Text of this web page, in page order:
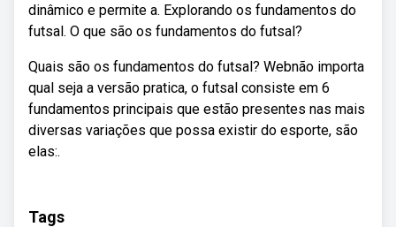
dinâmico e permite a. Explorando os fundamentos do
futsal. O que são os fundamentos do futsal?
Quais são os fundamentos do futsal? Webnão importa
qual seja a versão pratica, o futsal consiste em 6
fundamentos principais que estão presentes nas mais
diversas variações que possa existir do esporte, são
elas:.
Tags